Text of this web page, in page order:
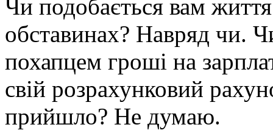
Чи подобається вам
обставинах? Навряд чи.
похапцем гроші на
свій розрахунковий
прийшло? Не думаю.